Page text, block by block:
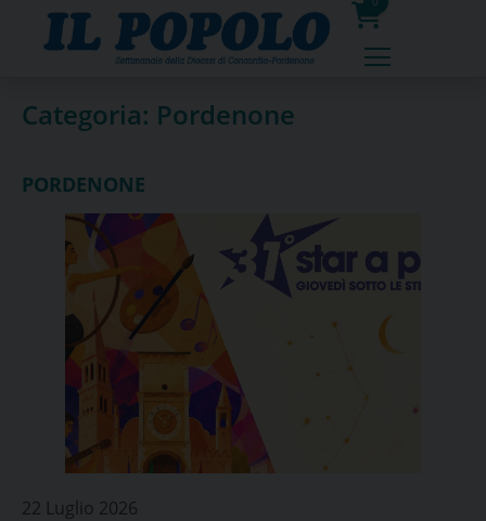
0
prodotti
Categoria: Pordenone
PORDENONE
22 Luglio 2026